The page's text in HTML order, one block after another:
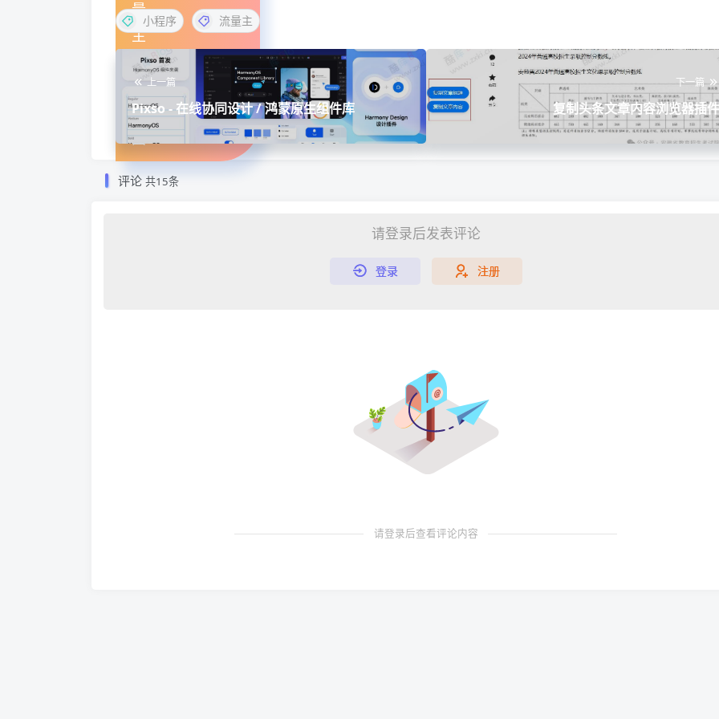
小程序 流量主
上一篇
Pixso - 在线协同设计 / 鸿蒙原生组件库
下一篇
复制头条文章内容浏览器插件
评论 共15条
请登录后发表评论
登录 注册
请登录后查看评论内容